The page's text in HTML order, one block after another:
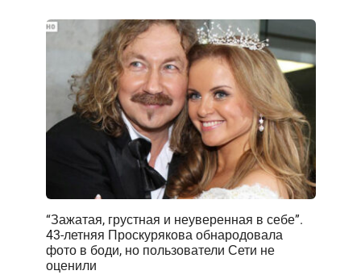
“Зажатая, грустная и неуверенная в себе”.
43-летняя Проскурякова обнародовала
фото в боди, но пользователи Сети не
оценили